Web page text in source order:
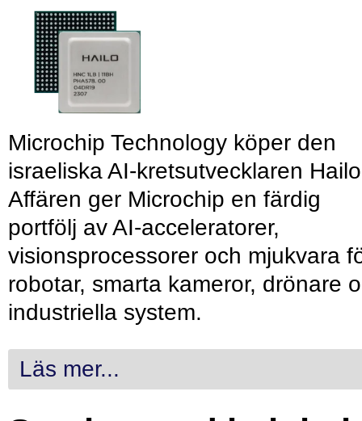
Microchip Technology köper den
israeliska AI-kretsutvecklaren
Affären ger Microchip en färdig
portfölj av AI-acceleratorer,
visionsprocessorer och mjukvara
robotar, smarta kameror, drönare
industriella system.
Läs mer...